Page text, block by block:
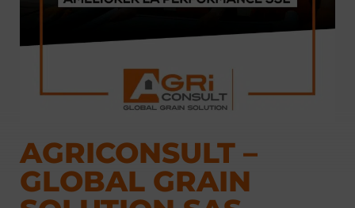
AGRICONSULT –
GLOBAL GRAIN